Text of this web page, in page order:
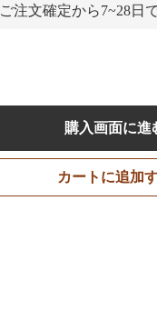
ご注文確定から7~28日
購入画面に進
カートに追加